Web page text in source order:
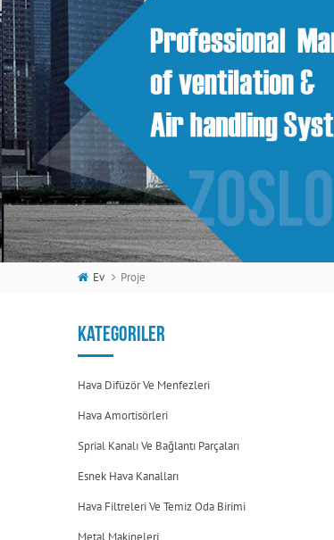
Ev Proje
KATEGORILER
Hava Difüzör Ve Menfezleri
Hava Amortisörleri
Sprial Kanalı Ve Bağlantı Parçaları
Esnek Hava Kanalları
Hava Filtreleri Ve Temiz Oda Birimi
Metal Makineleri